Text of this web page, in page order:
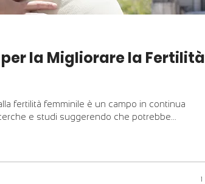
la Migliorare la Fertilità
fertilità femminile è un campo in continua
e studi suggerendo che potrebbe...
1